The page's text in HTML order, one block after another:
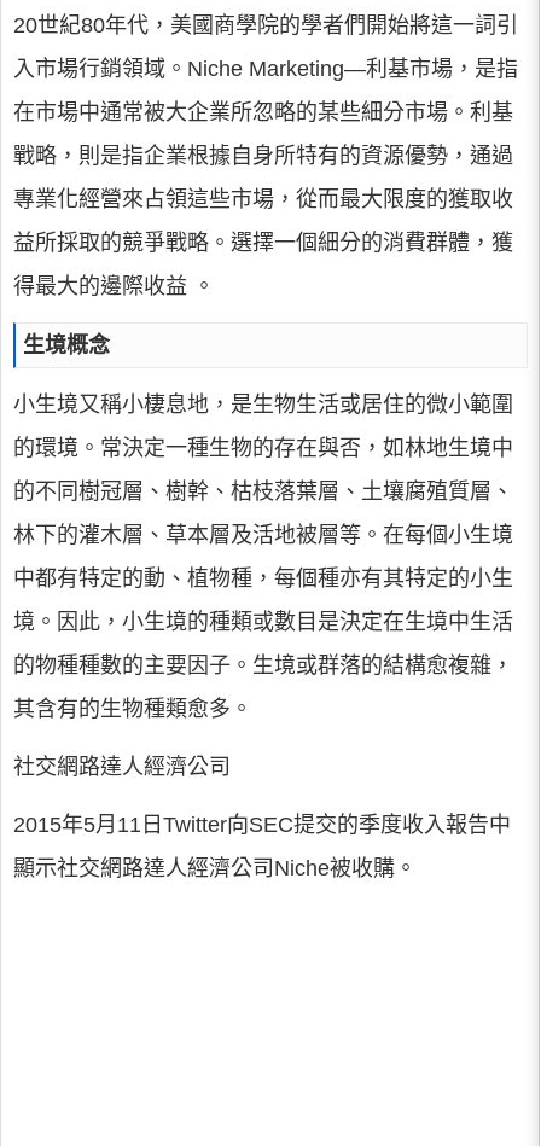
20世紀80年代，美國商學院的學者們開始將這一詞引
入市場行銷領域。Niche Marketing—利基市場，是指
在市場中通常被大企業所忽略的某些細分市場。利基
戰略，則是指企業根據自身所特有的資源優勢，通過
專業化經營來占領這些市場，從而最大限度的獲取收
益所採取的競爭戰略。選擇一個細分的消費群體，獲
得最大的邊際收益 。
生境概念
小生境又稱小棲息地，是生物生活或居住的微小範圍
的環境。常決定一種生物的存在與否，如林地生境中
的不同樹冠層、樹幹、枯枝落葉層、土壤腐殖質層、
林下的灌木層、草本層及活地被層等。在每個小生境
中都有特定的動、植物種，每個種亦有其特定的小生
境。因此，小生境的種類或數目是決定在生境中生活
的物種種數的主要因子。生境或群落的結構愈複雜，
其含有的生物種類愈多。
社交網路達人經濟公司
2015年5月11日Twitter向SEC提交的季度收入報告中
顯示社交網路達人經濟公司Niche被收購。